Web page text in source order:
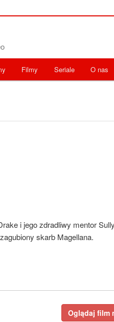
O nas
Seriale
Filmy
i jego zdradliwy mentor
skarb Magellana.
Oglądaj film